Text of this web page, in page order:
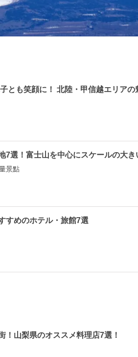
子とも笑顔に！ 北陸・甲信越エリア
7選！富士山を中心にスケールの大
景點
すめのホテル・旅館7選
！山梨県のオススメ料理店7選！